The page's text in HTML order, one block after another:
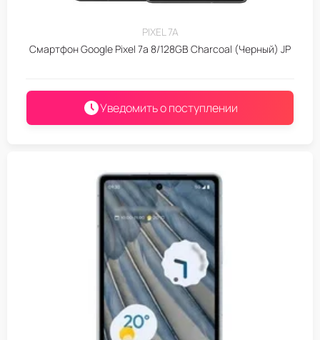
PIXEL 7A
Смартфон Google Pixel 7a 8/128GB Сhаrcоal (Черный) JP
Уведомить о поступлении